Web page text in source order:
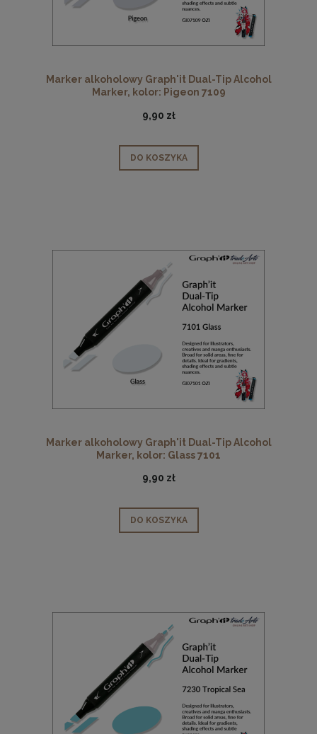
Marker alkoholowy Graph'it Dual-Tip Alcohol
Marker, kolor: Pigeon 7109
9,90 zł
DO KOSZYKA
Marker alkoholowy Graph'it Dual-Tip Alcohol
Marker, kolor: Glass 7101
9,90 zł
DO KOSZYKA